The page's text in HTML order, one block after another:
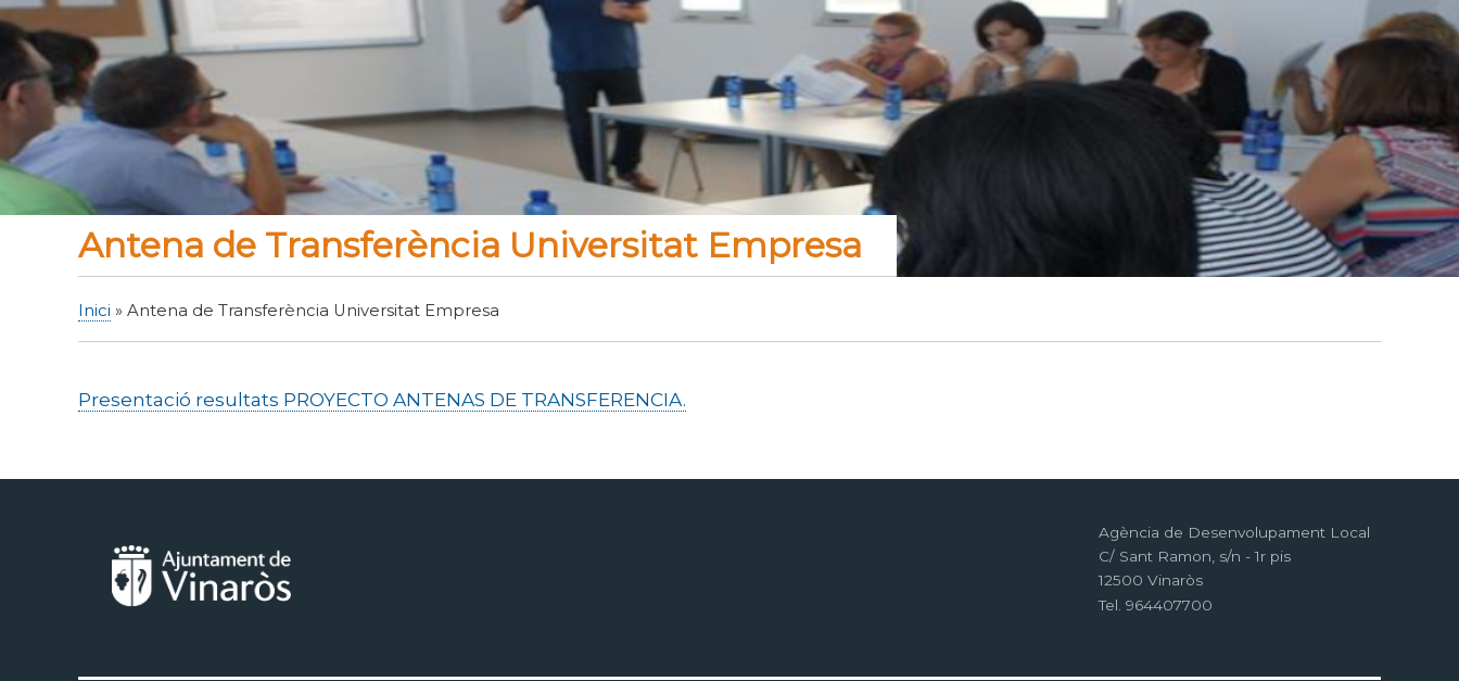
Antena de Transferència Universitat Empresa
Inici Antena de Transferència Universitat Empresa
Presentació resultats PROYECTO ANTENAS DE TRANSFERENCIA.
Agència de Desenvolupament Local
C/ Sant Ramon, s/n - 1r pis
12500 Vinaròs
Tel. 964407700